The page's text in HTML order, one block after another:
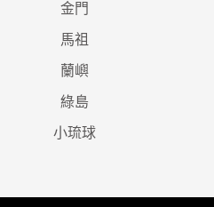
金門
馬祖
蘭嶼
綠島
小琉球